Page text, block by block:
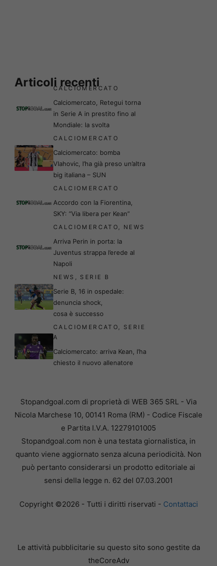
Articoli recenti
CALCIOMERCATO
Calciomercato, Retegui torna
in Serie A in prestito fino al
Mondiale: la svolta
CALCIOMERCATO
Calciomercato: bomba
Vlahovic, l’ha già preso un’altra
big italiana – SUN
CALCIOMERCATO
Accordo con la Fiorentina,
SKY: “Via libera per Kean”
CALCIOMERCATO NEWS
Arriva Perin in porta: la
Juventus strappa l’erede al
Napoli
NEWS SERIE B
Serie B, 16 in ospedale:
denuncia shock,
cosa è successo
CALCIOMERCATO
SERIE
A
Calciomercato: arriva Kean, l’ha
chiesto il nuovo allenatore
Stopandgoal.com di proprietà di WEB 365 SRL - Via
Nicola Marchese 10, 00141 Roma (RM) - Codice Fiscale
e Partita I.V.A. 12279101005
Stopandgoal.com non è una testata giornalistica, in
quanto viene aggiornato senza alcuna periodicità. Non
può pertanto considerarsi un prodotto editoriale ai
sensi della legge n. 62 del 07.03.2001
Copyright ©2026 - Tutti i diritti riservati - Contattaci
Le attività pubblicitarie su questo sito sono gestite da
theCoreAdv